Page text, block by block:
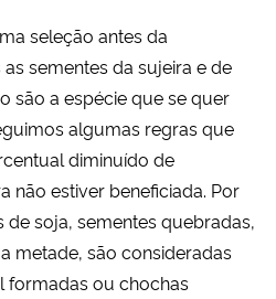
e Comunicações
seleção antes da
sementes da sujeira e de
são a espécie que se quer
algumas regras que
diminuído de
não estiver beneficiada. Por
soja, sementes quebradas,
metade, são consideradas
formadas ou chochas